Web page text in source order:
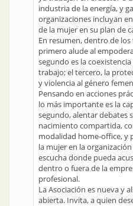
industria de la energía, y
organizaciones incluyan
de la mujer en su plan de
En resumen, dentro de
primero alude al
segundo es la
trabajo; el tercero, la
y violencia al género
Pensando en acciones
lo más importante es la
segundo, alentar debates
nacimiento compartida,
modalidad home-office, y
la mujer en la
escucha donde pueda
dentro o fuera de la
profesional.
La Asociación es nueva y
abierta. Invita, a quien